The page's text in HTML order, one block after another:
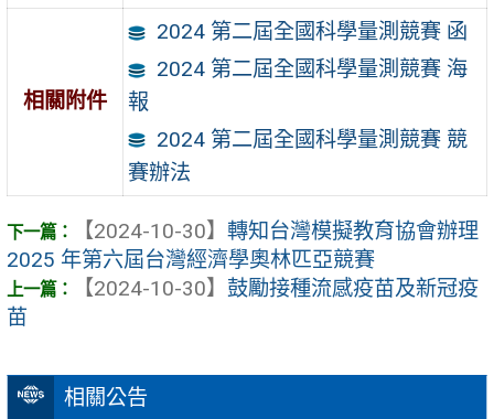
相關公告
相關附件
2024 第二屆全國科學量測競賽 函
2024 第二屆全國科學量測競賽 海
報
2024 第二屆全國科學量測競賽 競
賽辦法
【2024-10-30】 轉知台灣模擬教育協會辦理
2025 年第六屆台灣經濟學奧林匹亞競賽
【2024-10-30】 鼓勵接種流感疫苗及新冠疫
苗